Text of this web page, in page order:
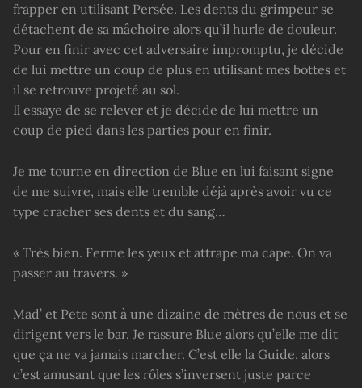
frapper en utilisant Persée. Les dents du grimpeur se
détachent de sa mâchoire alors qu’il hurle de douleur.
Pour en finir avec cet adversaire impromptu, je décide
de lui mettre un coup de plus en utilisant mes bottes et
il se retrouve projeté au sol.
Il essaye de se relever et je décide de lui mettre un
coup de pied dans les parties pour en finir.
Je me tourne en direction de Blue en lui faisant signe
de me suivre, mais elle tremble déjà après avoir vu ce
type cracher ses dents et du sang…
« Très bien. Ferme les yeux et attrape ma cape. On va
passer au travers. »
Mad’ et Pete sont à une dizaine de mètres de nous et se
dirigent vers le bar. Je rassure Blue alors qu’elle me dit
que ça ne va jamais marcher. C’est elle la Guide, alors
c’est amusant que les rôles s’inversent juste parce